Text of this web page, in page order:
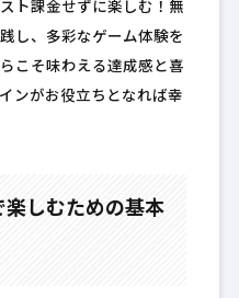
ト課金せずに楽しむ！無
し、多彩なゲーム体験を
こそ味わえる達成感と喜
ンがお役立ちとなれば幸
楽しむための基本